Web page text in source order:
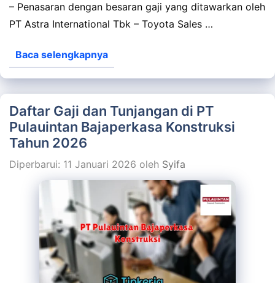
– Penasaran dengan besaran gaji yang ditawarkan oleh
PT Astra International Tbk – Toyota Sales …
Baca selengkapnya
Daftar Gaji dan Tunjangan di PT
Pulauintan Bajaperkasa Konstruksi
Tahun 2026
Diperbarui: 11 Januari 2026 oleh Syifa